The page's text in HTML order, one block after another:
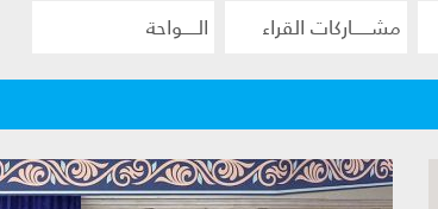
مشـــــاركات القراء الــــواحة